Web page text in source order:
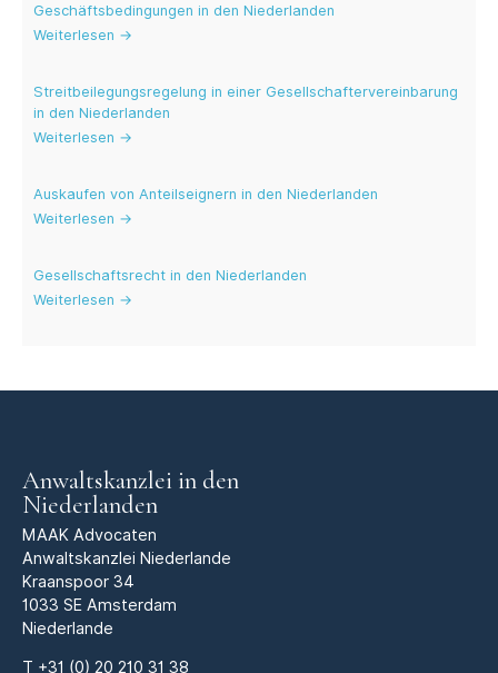
Geschäftsbedingungen in den Niederlanden
Weiterlesen →
Streitbeilegungsregelung in einer Gesellschaftervereinbarung
in den Niederlanden
Weiterlesen →
Auskaufen von Anteilseignern in den Niederlanden
Weiterlesen →
Gesellschafts­recht in den Niederlanden
Weiterlesen →
Anwaltskanzlei in den
Niederlanden
MAAK Advocaten
Anwaltskanzlei Niederlande
Kraanspoor 34
1033 SE Amsterdam
Niederlande
T +31 (0) 20 210 31 38